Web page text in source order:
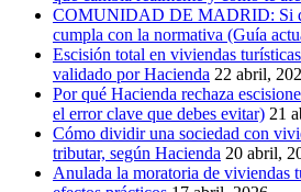
COMUNIDAD DE MADRID: Si
cumpla con la normativa (Guía
Escisión total en viviendas
validado por Hacienda 22 abril,
Por qué Hacienda rechaza
el error clave que debes evitar) 21
Cómo dividir una sociedad con
tributar, según Hacienda 20 abril,
Anulada la moratoria de viviendas